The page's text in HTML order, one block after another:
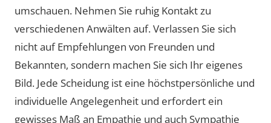
umschauen. Nehmen Sie ruhig Kontakt zu
verschiedenen Anwälten auf. Verlassen Sie sich
nicht auf Empfehlungen von Freunden und
Bekannten, sondern machen Sie sich Ihr eigenes
Bild. Jede Scheidung ist eine höchstpersönliche und
individuelle Angelegenheit und erfordert ein
gewisses Maß an Empathie und auch Sympathie